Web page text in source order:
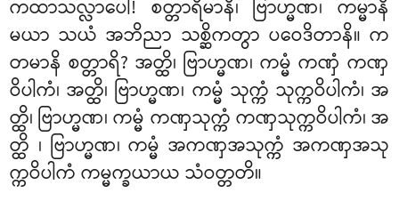
ကထာသလ္လာပေါ! စတ္တာရိမာနိ၊ ဗြာဟ္မဏ၊ ကမ္မာနိ
မယာ သယံ အဘိညာ သစ္ဆိကတွာ ပဝေဒိတာနိ။ က
တမာနိ စတ္တာရိ? အတ္ထိ၊ ဗြာဟ္မဏ၊ ကမ္မံ ကဏှံ ကဏှ
ဝိပါကံ၊ အတ္ထိ၊ ဗြာဟ္မဏ၊ ကမ္မံ သုက္ကံ သုက္ကဝိပါကံ၊ အ
တ္ထိ၊ ဗြာဟ္မဏ၊ ကမ္မံ ကဏှသုက္ကံ ကဏှသုက္ကဝိပါကံ၊ အ
တ္ထိ ၊ ဗြာဟ္မဏ၊ ကမ္မံ အကဏှအသုက္ကံ အကဏှအသု
က္ကဝိပါကံ ကမ္မက္ခယာယ သံဝတ္တတိ။